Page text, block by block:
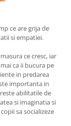
ce are grija de
si empatiei.
ce cresc, iar
ca ii bucura pe
in predarea
importanta in
abilitatile de
si imaginatia si
sa socializeze